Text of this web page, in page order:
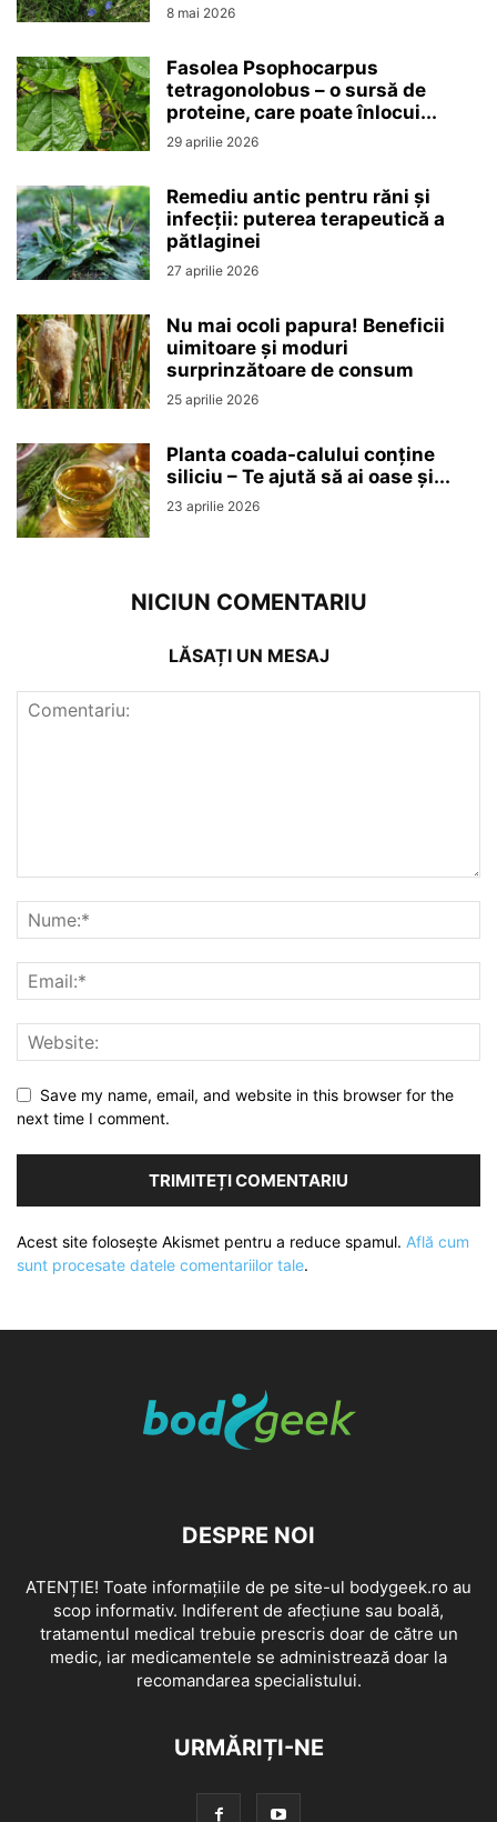
8 mai 2026
Fasolea Psophocarpus
tetragonolobus – o sursă de
proteine, care poate înlocui...
29 aprilie 2026
Remediu antic pentru răni și
infecții: puterea terapeutică a
pătlaginei
27 aprilie 2026
Nu mai ocoli papura! Beneficii
uimitoare și moduri
surprinzătoare de consum
25 aprilie 2026
Planta coada-calului conține
siliciu – Te ajută să ai oase și...
23 aprilie 2026
NICIUN COMENTARIU
LĂSAȚI UN MESAJ
Save my name, email, and website in this browser for the
next time I comment.
Acest site folosește Akismet pentru a reduce spamul. Află cum
sunt procesate datele comentariilor tale.
DESPRE NOI
ATENȚIE! Toate informațiile de pe site-ul bodygeek.ro au
scop informativ. Indiferent de afecțiune sau boală,
tratamentul medical trebuie prescris doar de către un
medic, iar medicamentele se administrează doar la
recomandarea specialistului.
URMĂRIȚI-NE